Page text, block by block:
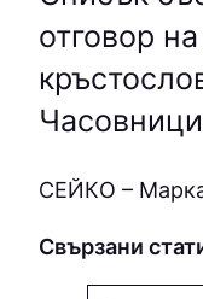
отговор
Часовници
СEЙКO –
Свързани